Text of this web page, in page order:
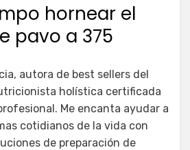
hornear el
pavo a 375
autora de best sellers del
holística certificada
Me encanta ayudar a
cotidianos de la vida con
de preparación de